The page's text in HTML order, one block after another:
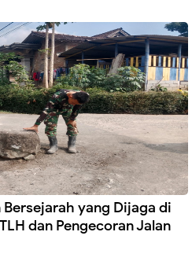
yang Dijaga di
dan Pengecoran Jalan